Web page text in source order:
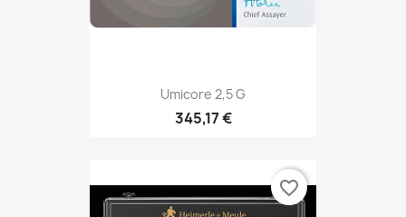
Umicore 2,5 G
345,17 €
favorite_border